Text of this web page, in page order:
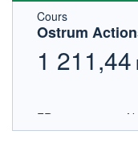
Cours
Ostrum
1 211,44
FR0011034743 -
International